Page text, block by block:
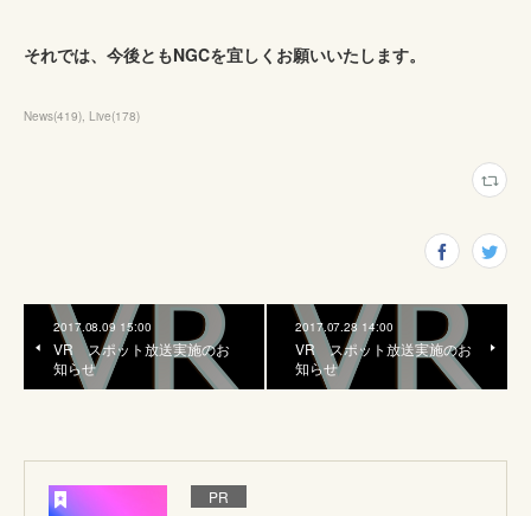
それでは、今後ともNGCを宜しくお願いいたします。
News(419) Live(178)
2017.08.09 15:00
VR スポット放送実施のお
知らせ
2017.07.28 14:00
VR スポット放送実施のお
知らせ
PR